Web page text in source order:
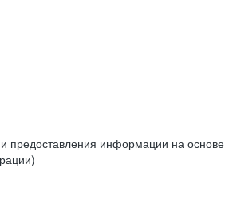
предоставления информации на